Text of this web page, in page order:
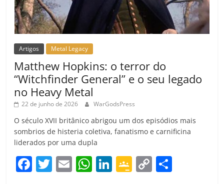
Artigos Metal Legacy
Matthew Hopkins: o terror do
“Witchfinder General” e o seu legado
no Heavy Metal
22 de junho de 2026 WarGodsPress
O século XVII britânico abrigou um dos episódios mais
sombrios de histeria coletiva, fanatismo e carnificina
liderados por uma dupla
F T E W Li G C